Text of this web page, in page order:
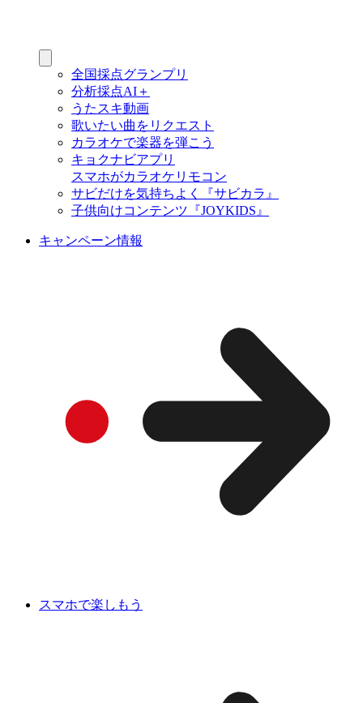
全国採点グランプリ
分析採点AI＋
うたスキ動画
歌いたい曲をリクエスト
カラオケで楽器を弾こう
キョクナビアプリ
スマホがカラオケリモコン
サビだけを気持ちよく『サビカラ』
子供向けコンテンツ『JOYKIDS』
キャンペーン情報
スマホで楽しもう